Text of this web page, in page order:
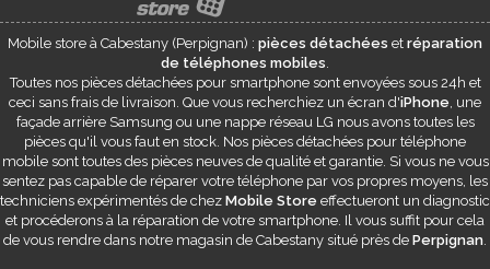
Mobile store à Cabestany (Perpignan) : pièces détachées et réparation
de téléphones mobiles.
Toutes nos pièces détachées pour smartphone sont envoyées sous 24h et
ceci sans frais de livraison. Que vous recherchiez un écran d'iPhone, une
façade arrière Samsung ou une nappe réseau LG nous avons toutes les
pièces qu'il vous faut en stock. Nos pièces détachées pour téléphone
mobile sont toutes des pièces neuves de qualité et garantie. Si vous ne vous
sentez pas capable de réparer votre téléphone par vos propres moyens, les
techniciens expérimentés de chez Mobile Store effectueront un diagnostic
et procéderons à la réparation de votre smartphone. Il vous suffit pour cela
de vous rendre dans notre magasin de Cabestany situé près de Perpignan.